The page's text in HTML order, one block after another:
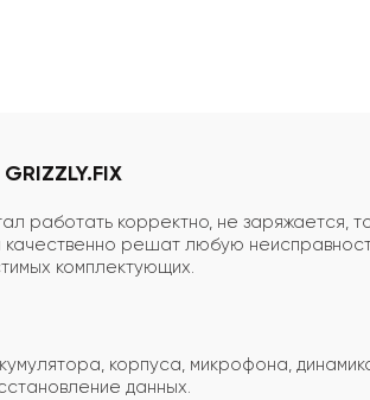
работать корректно, не заряжается,
решат любую
комплектующих.
корпуса, микрофона,
данных.